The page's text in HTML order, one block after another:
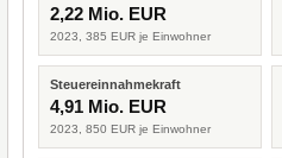
2,22 Mio. EUR
2023, 385 EUR je Einwohner
Steuereinnahmekraft
4,91 Mio. EUR
2023, 850 EUR je Einwohner